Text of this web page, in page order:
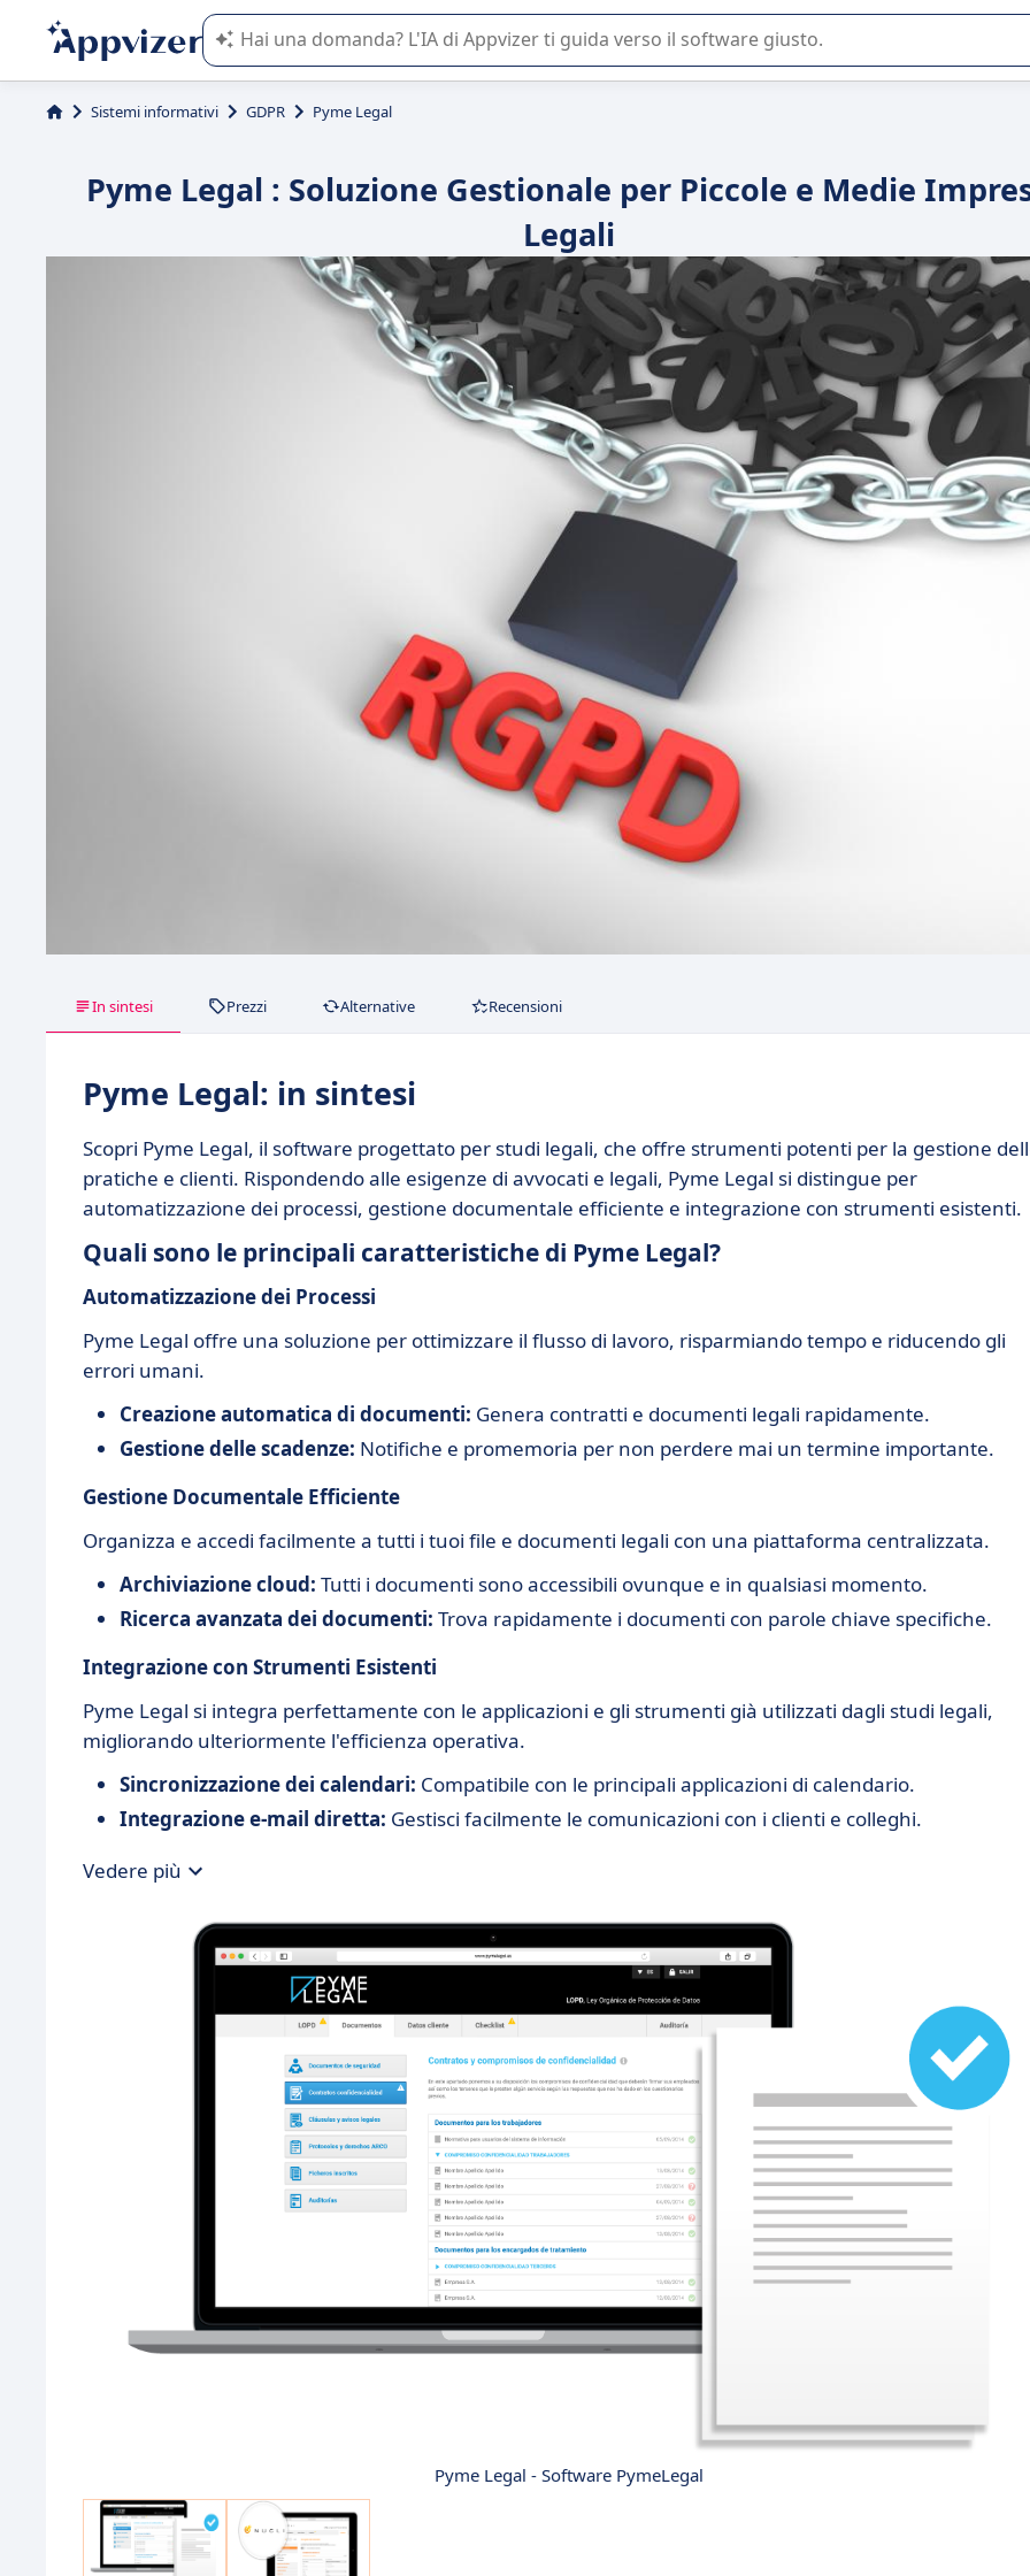
L'IA di Appvizer vi guida nell'utilizzo o nella scelta di un software SaaS per la vostra azienda.
Sistemi informativi GDPR Pyme Legal
Pyme Legal : Soluzione Gestionale per Piccole e Medie
Legali
In sintesi Prezzi Alternative Recensioni
Pyme Legal: in sintesi
Scopri Pyme Legal, il software progettato per studi legali, che offre strumenti potenti per la gestione
pratiche e clienti. Rispondendo alle esigenze di avvocati e legali, Pyme Legal si distingue per
automatizzazione dei processi, gestione documentale efficiente e integrazione con strumenti esistenti.
Quali sono le principali caratteristiche di Pyme Legal?
Automatizzazione dei Processi
Pyme Legal offre una soluzione per ottimizzare il flusso di lavoro, risparmiando tempo e riducendo gli
errori umani.
Creazione automatica di documenti: Genera contratti e documenti legali rapidamente.
Gestione delle scadenze: Notifiche e promemoria per non perdere mai un termine importante.
Gestione Documentale Efficiente
Organizza e accedi facilmente a tutti i tuoi file e documenti legali con una piattaforma centralizzata.
Archiviazione cloud: Tutti i documenti sono accessibili ovunque e in qualsiasi momento.
Ricerca avanzata dei documenti: Trova rapidamente i documenti con parole chiave specifiche.
Integrazione con Strumenti Esistenti
Pyme Legal si integra perfettamente con le applicazioni e gli strumenti già utilizzati dagli studi legali,
migliorando ulteriormente l'efficienza operativa.
Sincronizzazione dei calendari: Compatibile con le principali applicazioni di calendario.
Integrazione e-mail diretta: Gestisci facilmente le comunicazioni con i clienti e colleghi.
Vedere più
Pyme Legal - Software PymeLegal